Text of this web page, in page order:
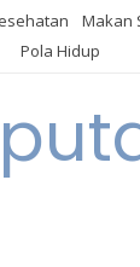
Makan
Pola Hidup